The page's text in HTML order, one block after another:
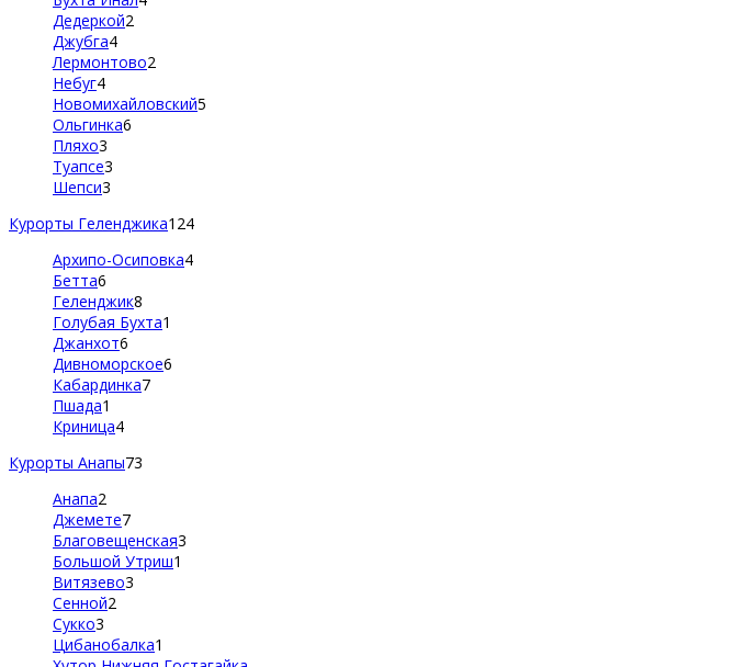
Дедеркой2
Джубга4
Лермонтово2
Небуг4
Новомихайловский5
Ольгинка6
Пляхо3
Туапсе3
Шепси3
Курорты Геленджика124
Архипо-Осиповка4
Бетта6
Геленджик8
Голубая Бухта1
Джанхот6
Дивноморское6
Кабардинка7
Пшада1
Криница4
Курорты Анапы73
Анапа2
Джемете7
Благовещенская3
Большой Утриш1
Витязево3
Сенной2
Сукко3
Цибанобалка1